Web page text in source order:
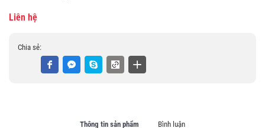
Liên hệ
Chia sẻ:
Thông tin sản phẩm Bình luận